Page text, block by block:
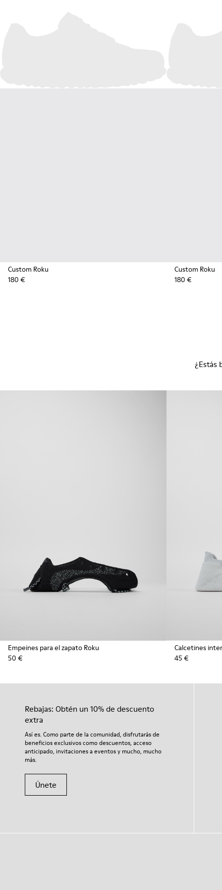
Custom Roku
180 €
Custom Roku
180 €
¿Estás
Empeines para el zapato Roku
50 €
Calcetines
45 €
Rebajas: Obtén un 10% de descuento
extra
Así es. Como parte de la comunidad, disfrutarás de
beneficios exclusivos como descuentos, acceso
anticipado, invitaciones a eventos y mucho, mucho
más.
Únete